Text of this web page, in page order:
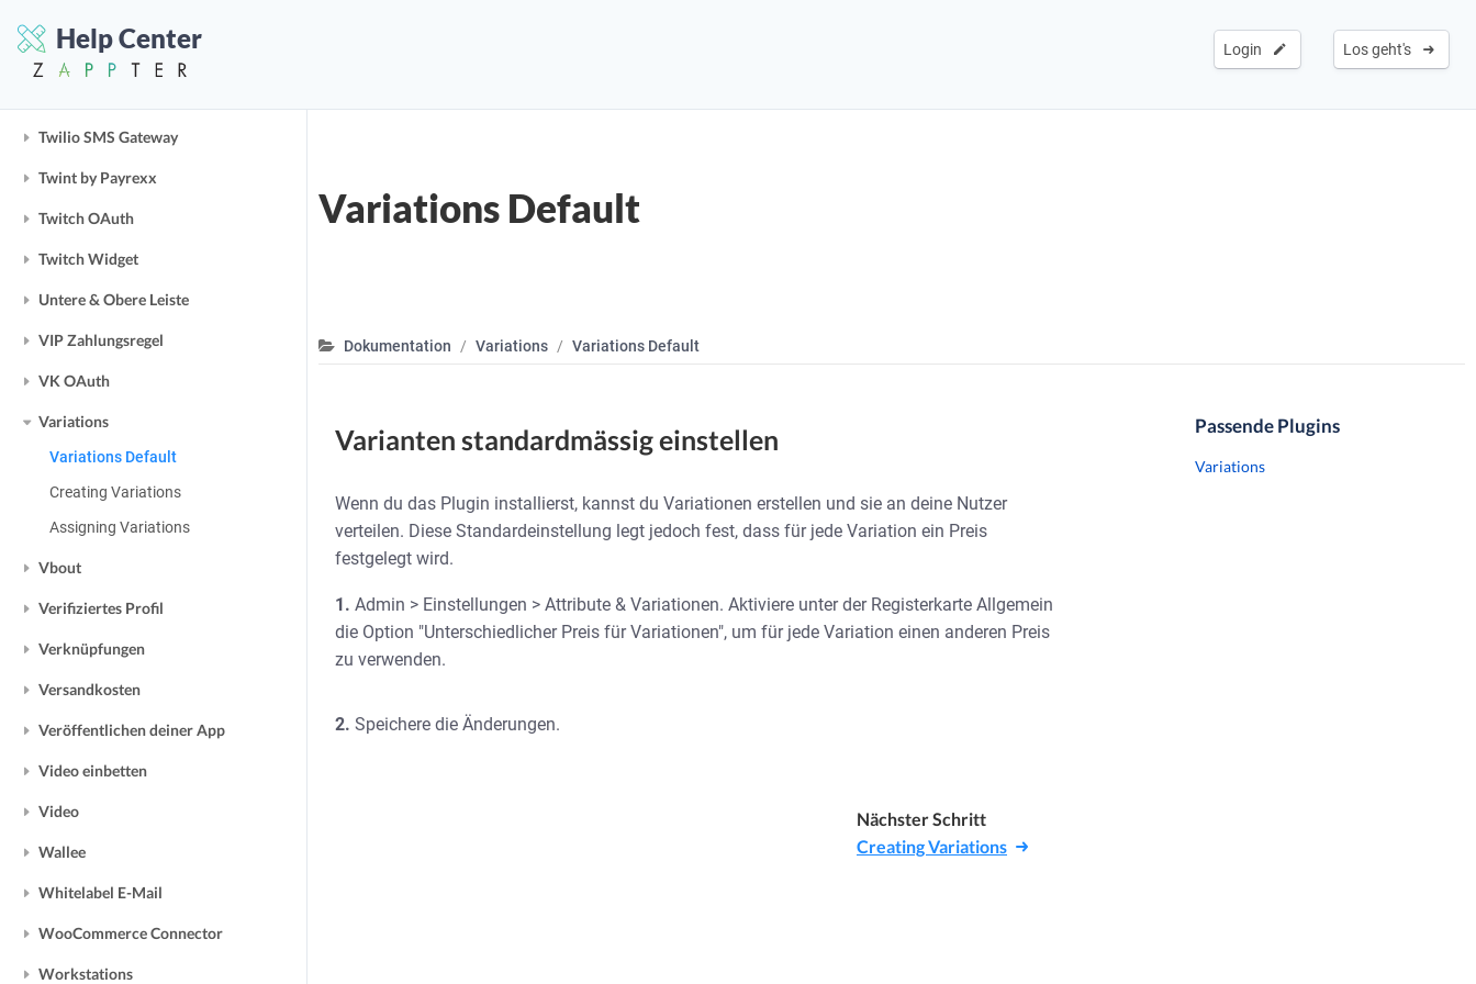
Help Center Los geht's
Login
Treuepunkte
Twilio SMS Gateway
Twint by Payrexx
Twitch OAuth
Twitch Widget
Untere & Obere Leiste
VIP Zahlungsregel
VK OAuth
Variations
Variations Default
Creating Variations
Assigning Variations
Vbout
Verifiziertes Profil
Verknüpfungen
Versandkosten
Veröffentlichen deiner App
Video einbetten
Video
Wallee
Whitelabel E-Mail
WooCommerce Connector
Workstations
Variations Default
Dokumentation Variations Variations Default
Varianten standardmässig einstellen
Wenn du das Plugin installierst, kannst du Variationen erstellen und sie an deine Nutzer
verteilen. Diese Standardeinstellung legt jedoch fest, dass für jede Variation ein Preis
festgelegt wird.
1. Admin > Einstellungen > Attribute & Variationen. Aktiviere unter der Registerkarte Allgemein
die Option "Unterschiedlicher Preis für Variationen", um für jede Variation einen anderen Preis
zu verwenden.
2. Speichere die Änderungen.
Nächster Schritt
Creating Variations
Passende Plugins
Variations